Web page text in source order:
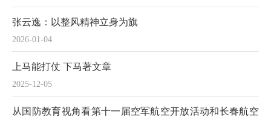
2026-01-04
张云逸：以整风精神立身为旗
2025-12-05
上马能打仗 下马著文章
从国防教育视角看第十一届空军航空开放活动和长春航空